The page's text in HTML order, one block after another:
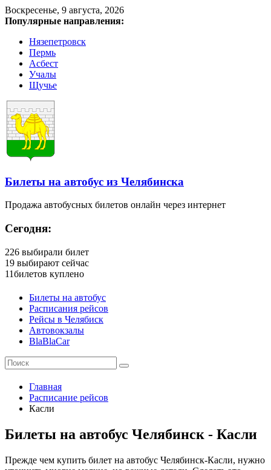
Воскресенье, 9 августа, 2026
Популярные направления:
Нязепетровск
Пермь
Асбест
Учалы
Щучье
Билеты на автобус из Челябинска
Продажа автобусных билетов онлайн через интернет
Сегодня:
226 выбирали билет
19 выбирают сейчас
11билетов куплено
Билеты на автобус
Расписания рейсов
Рейсы в Челябиск
Автовокзалы
BlaBlaCar
Главная
Расписание рейсов
Касли
Билеты на автобус Челябинск - Касли
Прежде чем купить билет на автобус Челябинск-Касли, нужно